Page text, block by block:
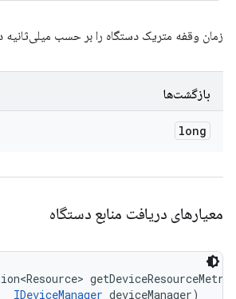
زمان وقفه متریک دستگاه را بر حسب
بازگشت‌ها
long
معیارهای دریافت منابع دستگاه
IDeviceManager deviceManager)